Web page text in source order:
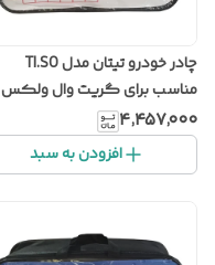
چادر خودرو تیتان مدل TI.SO
مناسب برای گریت وال ولکس
C30
۴٬۴۵۷٬۰۰۰
افزودن به سبد